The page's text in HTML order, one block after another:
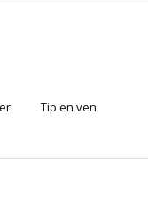
Tip en ven